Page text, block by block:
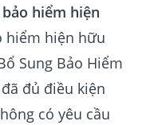
hiểm hiện
hiểm hiện hữu
Sung Bảo Hiểm
đủ điều kiện
có yêu cầu